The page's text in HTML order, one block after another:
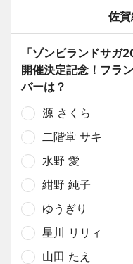
佐
「ゾンビランドサガ
開催決定記念！フラ
バーは？
源 さくら
二階堂 サキ
水野 愛
紺野 純子
ゆうぎり
星川 リリィ
山田 たえ